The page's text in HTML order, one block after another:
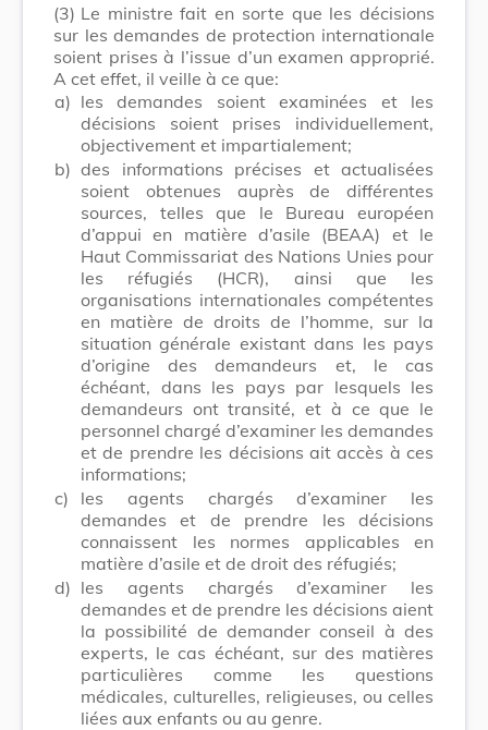
(3) Le ministre fait en sorte que les décisions
sur les demandes de protection internationale
soient prises à l’issue d’un examen approprié.
A cet effet, il veille à ce que:
a) les demandes soient examinées et les
décisions soient prises individuellement,
objectivement et impartialement;
b) des informations précises et actualisées
soient obtenues auprès de différentes
sources, telles que le Bureau européen
d’appui en matière d’asile (BEAA) et le
Haut Commissariat des Nations Unies pour
les réfugiés (HCR), ainsi que les
organisations internationales compétentes
en matière de droits de l’homme, sur la
situation générale existant dans les pays
d’origine des demandeurs et, le cas
échéant, dans les pays par lesquels les
demandeurs ont transité, et à ce que le
personnel chargé d’examiner les demandes
et de prendre les décisions ait accès à ces
informations;
c)
les agents chargés d’examiner les
demandes et de prendre les décisions
connaissent les normes applicables en
matière d’asile et de droit des réfugiés;
d) les agents chargés d’examiner les
demandes et de prendre les décisions aient
la possibilité de demander conseil à des
experts, le cas échéant, sur des matières
particulières comme les questions
médicales, culturelles, religieuses, ou celles
liées aux enfants ou au genre.